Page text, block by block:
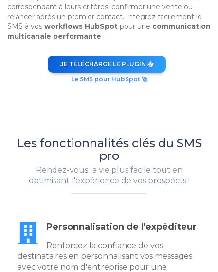
correspondant à leurs critères, confirmer une vente ou
relancer après un premier contact. Intégrez facilement le
SMS à vos workflows HubSpot pour une communication
multicanale performante.
JE TÉLÉCHARGE LE PLUGIN 📥
Le SMS pour HubSpot 🚀
Les fonctionnalités clés du SMS
pro
Rendez-vous la vie plus facile tout en
optimisant l'expérience de vos prospects !
Personnalisation de l'expéditeur
Renforcez la confiance de vos
destinataires en personnalisant vos messages
avec votre nom d'entreprise pour une